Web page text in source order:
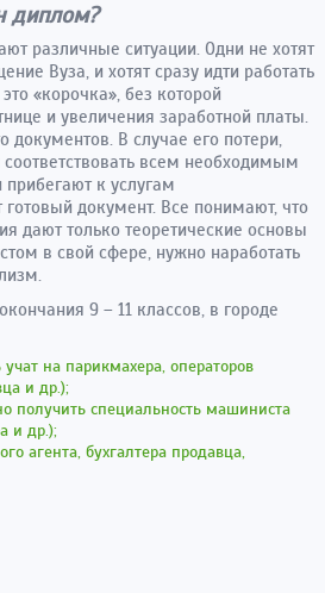
диплом?
различные ситуации. Одни не хотят
Вуза, и хотят сразу идти работать
«корочка», без которой
и увеличения заработной платы.
В случае его потери,
всем необходимым
к услугам
документ. Все понимают, что
дают только теоретические основы
в свой сфере, нужно наработать
9 – 11 классов, в городе
на парикмахера, операторов
и др.);
специальность машиниста
и др.);
агента, бухгалтера продавца,